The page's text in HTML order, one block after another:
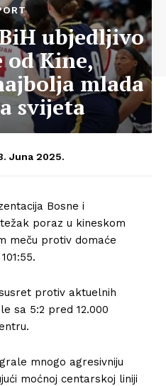
ubjedljivo
od Kine,
mlada
svijeta
Juna 2025.
Bosne i
poraz u kineskom
meču protiv domaće
protiv aktuelnih
sa 5:2 pred 12.000
mnogo agresivniju
moćnoj centarskoj liniji